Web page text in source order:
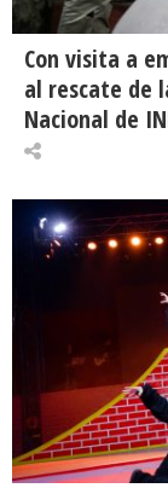
Con visita a
al rescate de
Nacional de